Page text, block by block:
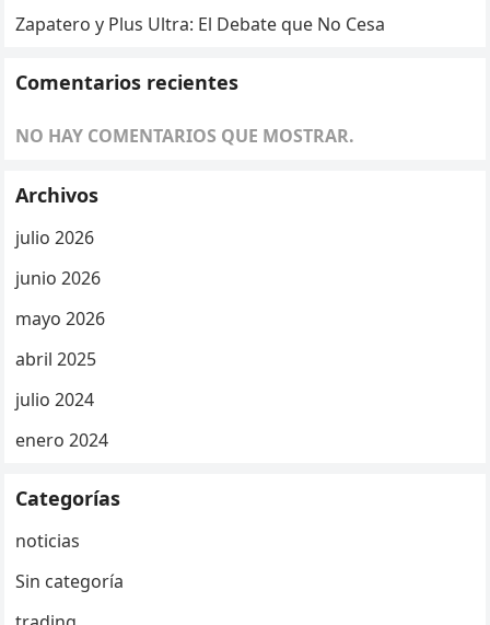
Zapatero y Plus Ultra: El Debate que No Cesa
Comentarios recientes
NO HAY COMENTARIOS QUE MOSTRAR.
Archivos
julio 2026
junio 2026
mayo 2026
abril 2025
julio 2024
enero 2024
Categorías
noticias
Sin categoría